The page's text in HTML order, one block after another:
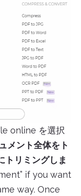
online を選択
メント全体をト
トリミングしま
if you want
way. Once